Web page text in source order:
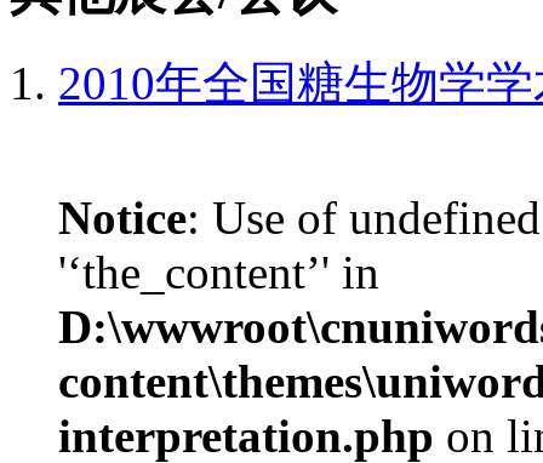
2010年全国糖生物学
Notice: Use of
'‘the_content’' in
interpretation.php on